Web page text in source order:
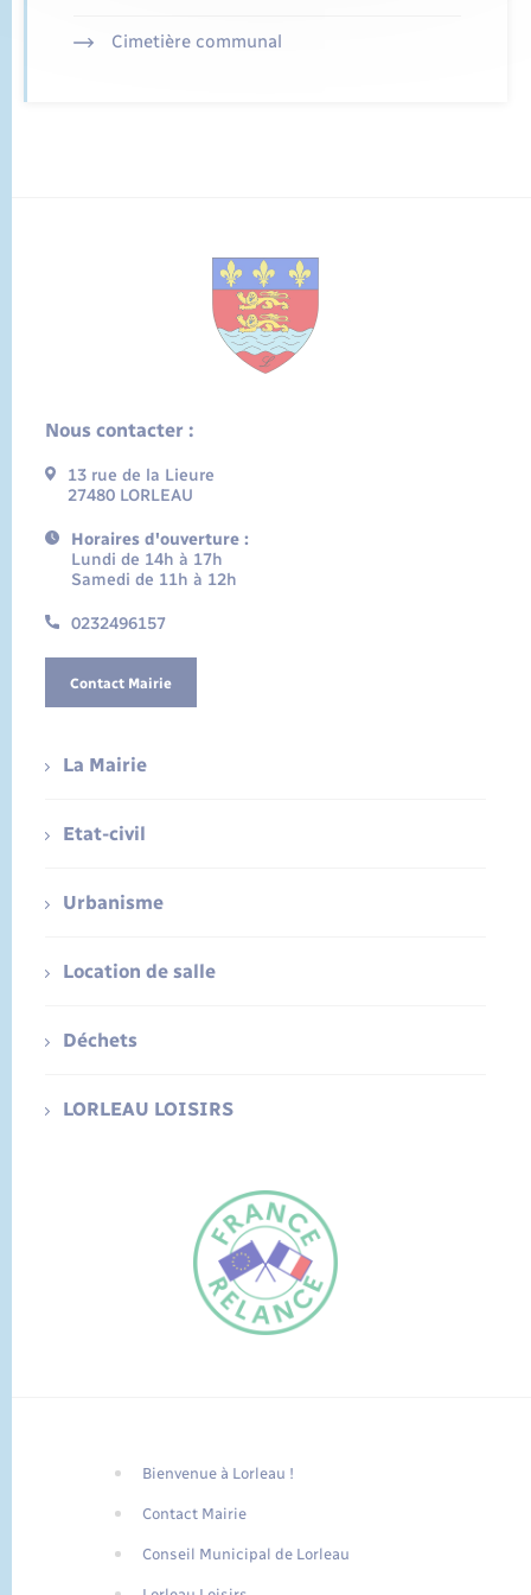
Traduction du
FR
Cimetière communal
Nous contacter :
13 rue de la Lieure
27480 LORLEAU
Horaires d'ouverture :
Lundi de 14h à 17h
Samedi de 11h à 12h
0232496157
Contact Mairie
La Mairie
Etat-civil
Urbanisme
Location de salle
Déchets
LORLEAU LOISIRS
Bienvenue à Lorleau !
Contact Mairie
Conseil Municipal de Lorleau